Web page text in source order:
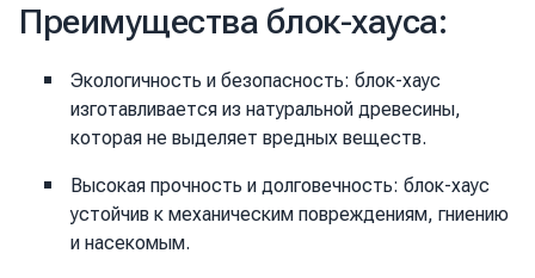
Преимущества блок-хауса:
Экологичность и безопасность: блок-хаус
изготавливается из натуральной древесины,
которая не выделяет вредных веществ.
Высокая прочность и долговечность: блок-хаус
устойчив к механическим повреждениям, гниению
и насекомым.